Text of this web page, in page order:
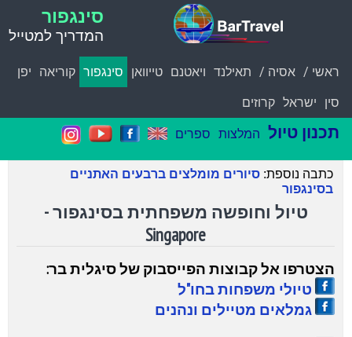
סינגפור
המדריך למטייל
ראשי / אסיה / תאילנד ויאטנם טייוואן סינגפור קוריאה יפן
סין ישראל קרוזים
תכנון טיול המלצות ספרים
כתבה נוספת: סיורים מומלצים ברבעים האתניים
בסינגפור
טיול וחופשה משפחתית בסינגפור -
Singapore
הצטרפו אל קבוצות הפייסבוק של סיגלית בר:
טיולי משפחות בחו"ל
גמלאים מטיילים ונהנים